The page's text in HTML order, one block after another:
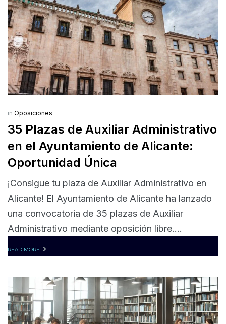
in Oposiciones
35 Plazas de Auxiliar Administrativo
en el Ayuntamiento de Alicante:
Oportunidad Única
¡Consigue tu plaza de Auxiliar Administrativo en
Alicante! El Ayuntamiento de Alicante ha lanzado
una convocatoria de 35 plazas de Auxiliar
Administrativo mediante oposición libre....
READ MORE